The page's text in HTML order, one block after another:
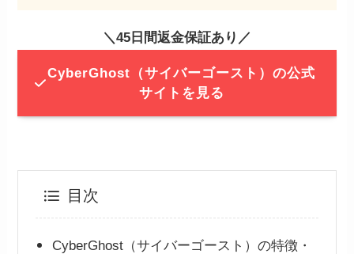
＼45日間返金保証あり ／
CyberGhost（サイバーゴースト）の公式
サイトを見る
目次
CyberGhost（サイバーゴースト）の特徴・